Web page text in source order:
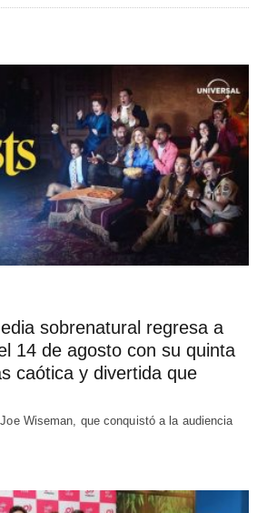
sobrenatural regresa a
14 de agosto con su quinta
caótica y divertida que
Wiseman, que conquistó a la audiencia